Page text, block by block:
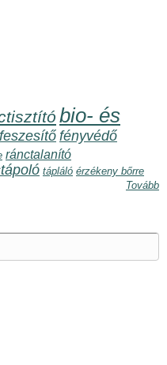
bio- és
fényvédő
ránctalanító
tápláló érzékeny bőrre
Tovább